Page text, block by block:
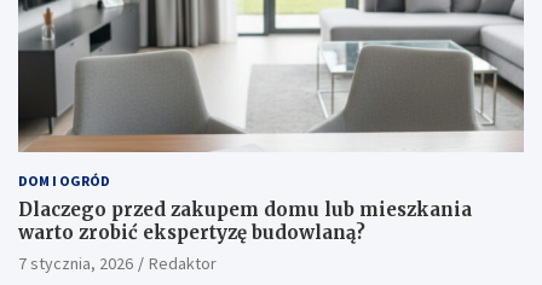
DOM I OGRÓD
Dlaczego przed zakupem domu lub mieszkania
warto zrobić ekspertyzę budowlaną?
7 stycznia, 2026 Redaktor